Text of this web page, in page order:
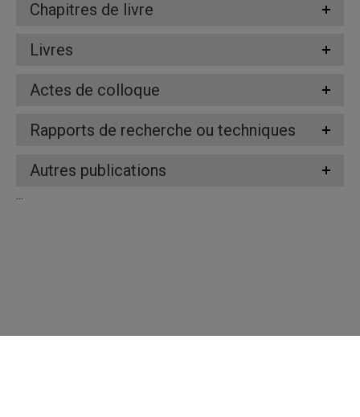
Chapitres de livre
Livres
Actes de colloque
Rapports de recherche ou techniques
Autres publications
...